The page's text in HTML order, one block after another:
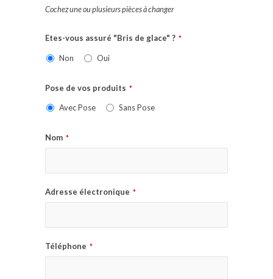
Cochez une ou plusieurs pièces à changer
Etes-vous assuré "Bris de glace" ? *
Non Oui
Pose de vos produits *
Avec Pose Sans Pose
Nom *
Adresse électronique *
Téléphone *